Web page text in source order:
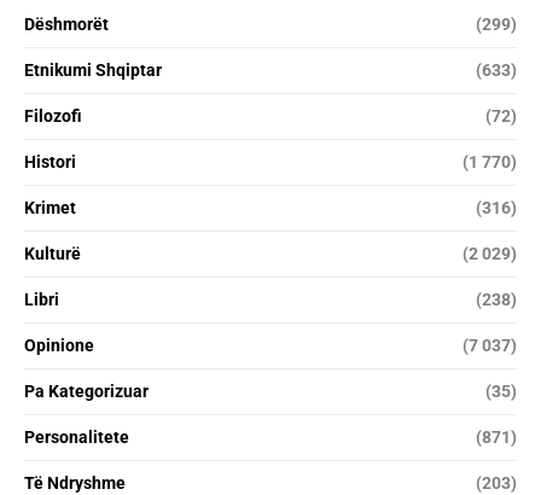
Dëshmorët (299)
Etnikumi Shqiptar (633)
Filozofi (72)
Histori (1 770)
Krimet (316)
Kulturë (2 029)
Libri (238)
Opinione (7 037)
Pa Kategorizuar (35)
Personalitete (871)
Të Ndryshme (203)